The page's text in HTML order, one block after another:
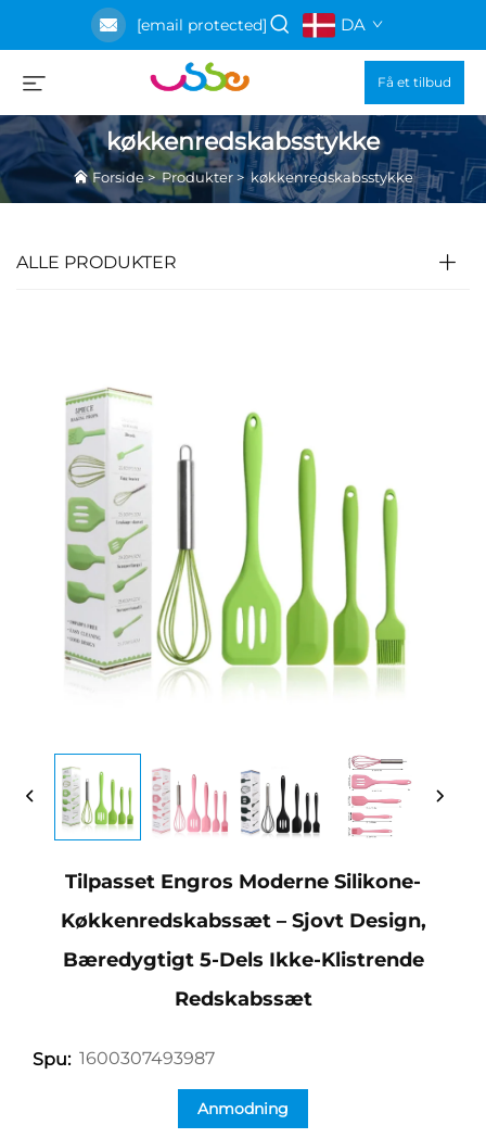
[email protected] DA
Få et tilbud
køkkenredskabsstykke
Forside>Produkter > køkkenredskabsstykke
ALLE PRODUKTER
Tilpasset Engros Moderne Silikone-
Køkkenredskabssæt – Sjovt Design,
Bæredygtigt 5-Dels Ikke-Klistrende
Redskabssæt
Spu: 1600307493987
Anmodning